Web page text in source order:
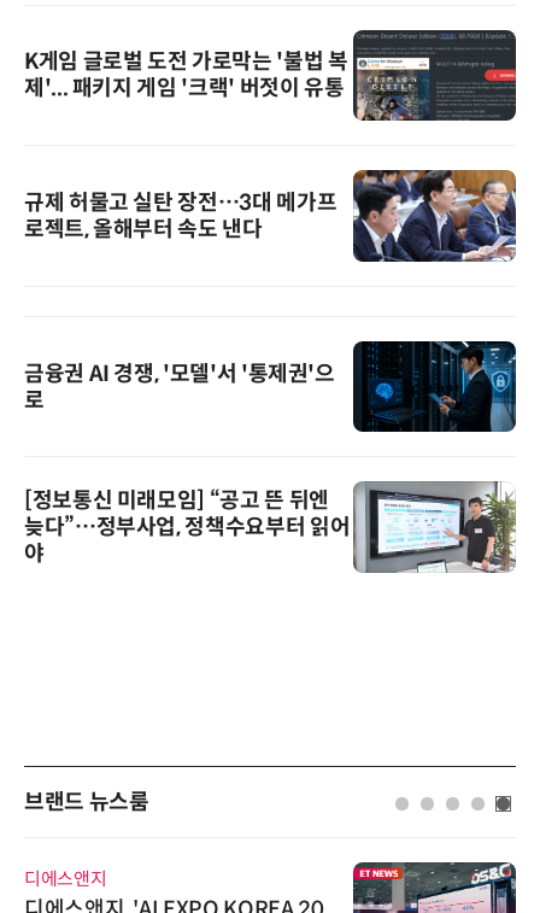
K게임 글로벌 도전 가로막는 '불법 복
제'... 패키지 게임 '크랙' 버젓이 유통
규제 허물고 실탄 장전…3대 메가프
로젝트, 올해부터 속도 낸다
금융권 AI 경쟁, '모델'서 '통제권'으
로
[정보통신 미래모임] “공고 뜬 뒤엔
늦다”…정부사업, 정책수요부터 읽어
야
브랜드 뉴스룸
디에스앤지